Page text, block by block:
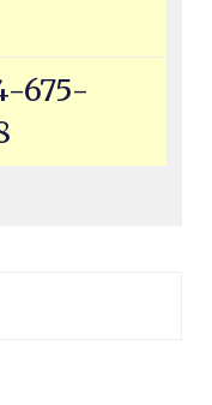
675-